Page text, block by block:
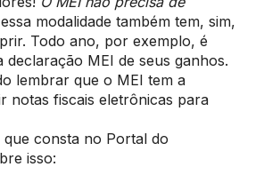
modalidade também tem, sim,
Todo ano, por exemplo, é
declaração MEI de seus ganhos.
lembrar que o MEI tem a
notas fiscais eletrônicas para
consta no Portal do
isso: